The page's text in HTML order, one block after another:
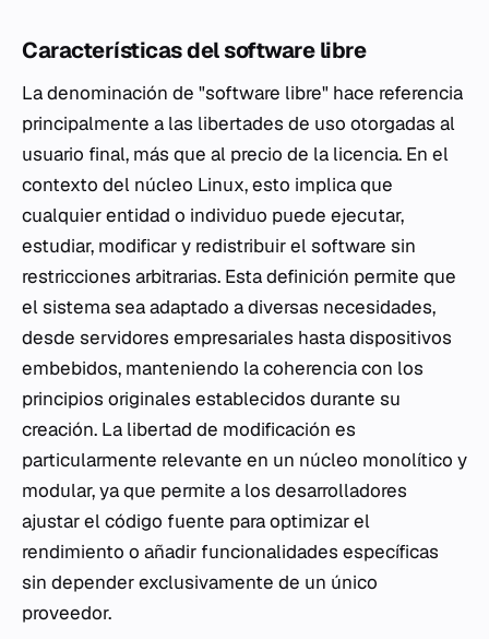
Características del software libre
La denominación de "software libre" hace referencia
principalmente a las libertades de uso otorgadas al
usuario final, más que al precio de la licencia. En el
contexto del núcleo Linux, esto implica que
cualquier entidad o individuo puede ejecutar,
estudiar, modificar y redistribuir el software sin
restricciones arbitrarias. Esta definición permite que
el sistema sea adaptado a diversas necesidades,
desde servidores empresariales hasta dispositivos
embebidos, manteniendo la coherencia con los
principios originales establecidos durante su
creación. La libertad de modificación es
particularmente relevante en un núcleo monolítico y
modular, ya que permite a los desarrolladores
ajustar el código fuente para optimizar el
rendimiento o añadir funcionalidades específicas
sin depender exclusivamente de un único
proveedor.